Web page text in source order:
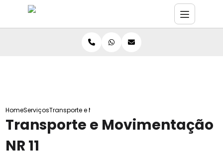
HomeServiçosTransporte e Movimentação NR 11
Transporte e Movimentação
NR 11